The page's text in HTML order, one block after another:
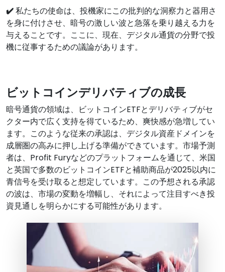
✔️私たちの使命は、投機家にこの批判的な洞察力と器用さ
を身に付けさせ、暗号の激しい波と急落を乗り越える力を
与えることです。ここに、現在、デジタル通貨の分野で投
機に従事するための議論があります。
ビットコインデリバティブの成長
暗号通貨の領域は、ビットコインETFとデリバティブがセ
クター内で広く支持を得ているため、爽快感が急増してい
ます。このような従来の承認は、デジタル資産ドメインを
成層圏の高みに押し上げる準備ができています。市場予測
者は、Profit Furyなどのプラットフォームを通じて、米国
と英国で多数のビットコインETFと補助商品が2025以内に
青信号を受け取ると想定しています。この予想される承認
の波は、市場の変動を増幅し、それによって注目すべき投
資見通しを明らかにする可能性があります。